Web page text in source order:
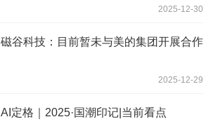
2025-12-30
磁谷科技：目前暂未与美的集团开展合作
2025-12-29
AI定格｜2025·国潮印记|当前看点